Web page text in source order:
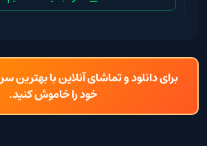
برای دانلود و تماشای آنلاین با بهترین
خود را خاموش کنید.